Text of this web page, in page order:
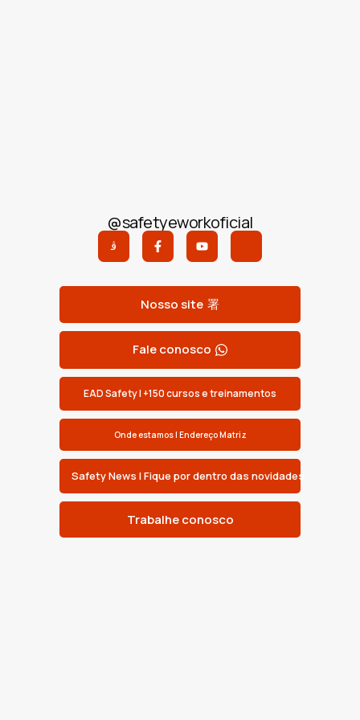
@safetyeworkoficial
Nosso site
Fale conosco
EAD Safety | +150 cursos e treinamentos
Onde estamos | Endereço Matriz
Safety News | Fique por dentro das novidades
Trabalhe conosco